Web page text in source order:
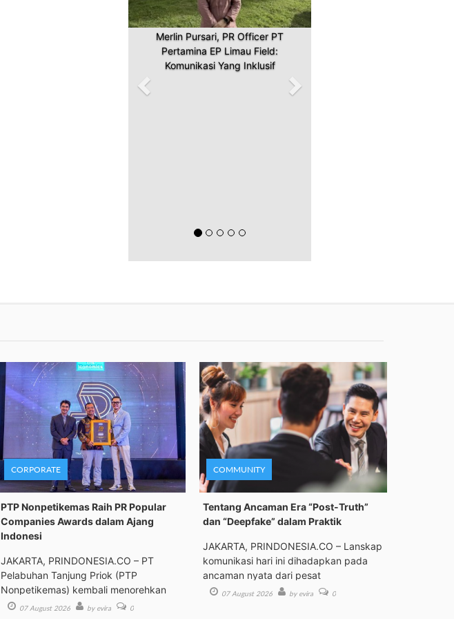
Merlin Pursari, PR Officer PT
Pertamina EP Limau Field:
Komunikasi Yang Inklusif
CORPORATE
PTP Nonpetikemas Raih PR Popular
Companies Awards dalam Ajang
Indonesi
JAKARTA, PRINDONESIA.CO – PT
Pelabuhan Tanjung Priok (PTP
Nonpetikemas) kembali menorehkan
pre 07 August 2026 by evira 0
COMMUNITY
Tentang Ancaman Era “Post-Truth”
dan “Deepfake” dalam Praktik
JAKARTA, PRINDONESIA.CO – Lanskap
komunikasi hari ini dihadapkan pada
ancaman nyata dari pesat
07 August 2026 by evira 0